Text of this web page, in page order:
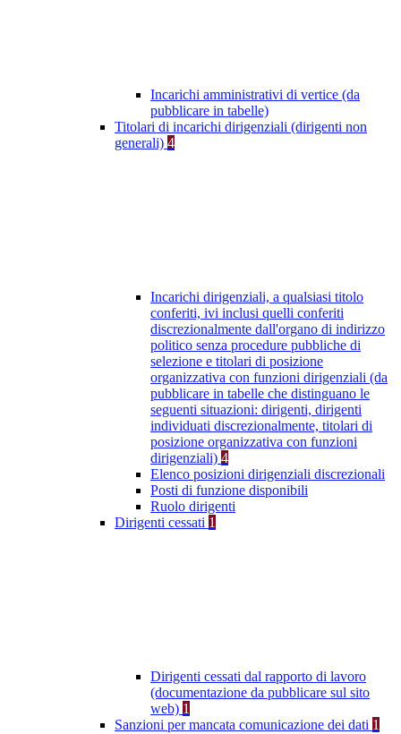
Incarichi amministrativi di vertice (da
pubblicare in tabelle)
Titolari di incarichi dirigenziali (dirigenti non
generali) 4
Incarichi dirigenziali, a qualsiasi titolo
conferiti, ivi inclusi quelli conferiti
discrezionalmente dall'organo di indirizzo
politico senza procedure pubbliche di
selezione e titolari di posizione
organizzativa con funzioni dirigenziali (da
pubblicare in tabelle che distinguano le
seguenti situazioni: dirigenti, dirigenti
individuati discrezionalmente, titolari di
posizione organizzativa con funzioni
dirigenziali) 4
Elenco posizioni dirigenziali discrezionali
Posti di funzione disponibili
Ruolo dirigenti
Dirigenti cessati 1
Dirigenti cessati dal rapporto di lavoro
(documentazione da pubblicare sul sito
web) 1
Sanzioni per mancata comunicazione dei dati 1